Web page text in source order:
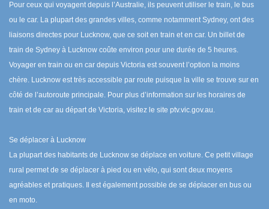
Pour ceux qui voyagent depuis l’Australie, ils peuvent utiliser le train, le bus
ou le car. La plupart des grandes villes, comme notamment Sydney, ont des
liaisons directes pour Lucknow, que ce soit en train et en car. Un billet de
train de Sydney à Lucknow coûte environ pour une durée de 5 heures.
Voyager en train ou en car depuis Victoria est souvent l’option la moins
chère. Lucknow est très accessible par route puisque la ville se trouve sur en
côté de l’autoroute principale. Pour plus d’information sur les horaires de
train et de car au départ de Victoria, visitez le site ptv.vic.gov.au.
Se déplacer à Lucknow
La plupart des habitants de Lucknow se déplace en voiture. Ce petit village
rural permet de se déplacer à pied ou en vélo, qui sont deux moyens
agréables et pratiques. Il est également possible de se déplacer en bus ou
en moto.